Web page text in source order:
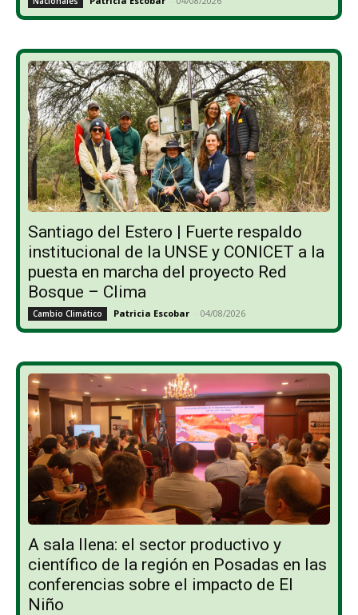
Santiago del Estero | Fuerte respaldo
institucional de la UNSE y CONICET a la
puesta en marcha del proyecto Red
Bosque – Clima
Cambio Climático Patricia Escobar - 04/08/2026
A sala llena: el sector productivo y
científico de la región en Posadas en las
conferencias sobre el impacto de El
Niño